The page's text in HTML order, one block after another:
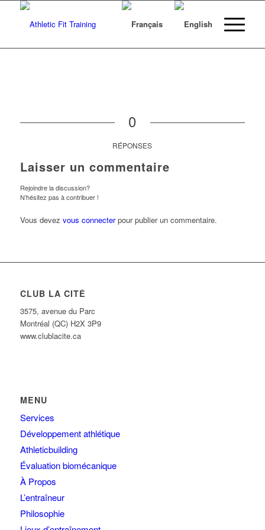
0
RÉPONSES
Laisser un commentaire
Rejoindre la discussion?
N’hésitez pas à contribuer !
Vous devez vous connecterpour publier un commentaire.
CLUB LA CITÉ
3575, avenue du Parc
Montréal (QC) H2X 3P9
www.clublacite.ca
MENU
Services
Développement athlétique
Athleticbuilding
Évaluation biomécanique
À Propos
L’entraîneur
Philosophie